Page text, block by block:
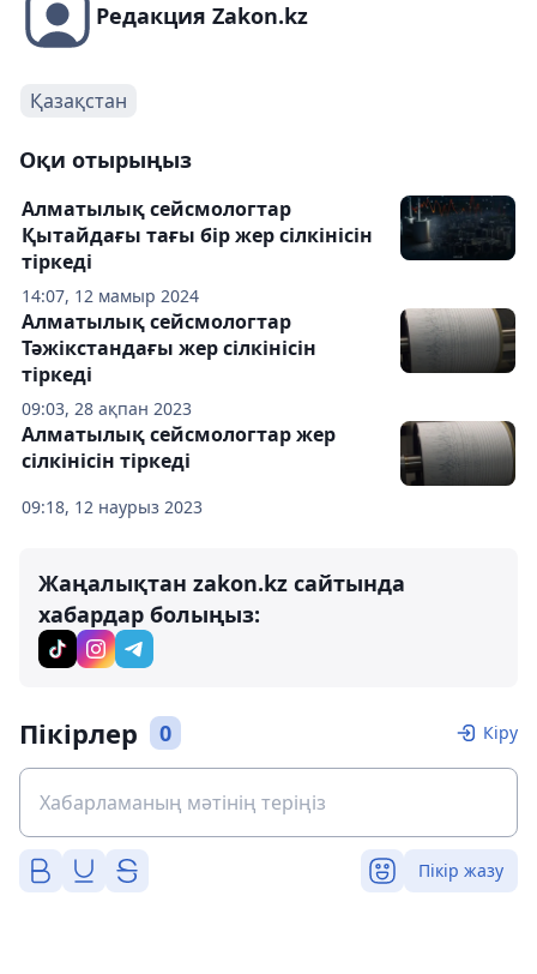
Редакция Zakon.kz
Қазақстан
Оқи отырыңыз
14:07, 12 мамыр 2024
Алматылық сейсмологтар
Қытайдағы тағы бір жер сілкінісін
тіркеді
09:03, 28 ақпан 2023
Алматылық сейсмологтар
Тәжікстандағы жер сілкінісін
тіркеді
09:18, 12 наурыз 2023
Алматылық сейсмологтар жер
сілкінісін тіркеді
Жаңалықтан zakon.kz сайтында
хабардар болыңыз:
Пікірлер 0 Кіру
Пікір жазу